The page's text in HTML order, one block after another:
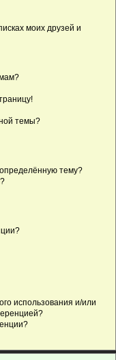
моих друзей и
темы?
тему?
использования и/или